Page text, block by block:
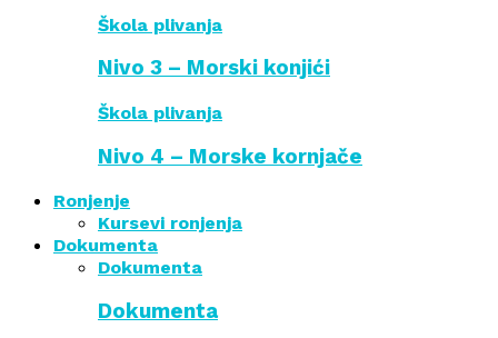
Škola plivanja
Nivo 3 – Morski konjići
Škola plivanja
Nivo 4 – Morske kornjače
Ronjenje
Kursevi ronjenja
Dokumenta
Dokumenta
Dokumenta